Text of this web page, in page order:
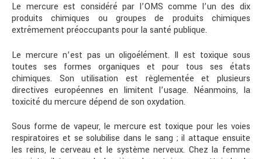
Le mercure est considéré par l’OMS comme l’un des dix
produits chimiques ou groupes de produits chimiques
extrêmement préoccupants pour la santé publique.
Le mercure n’est pas un oligoélément. Il est toxique sous
toutes ses formes organiques et pour tous ses états
chimiques. Son utilisation est règlementée et plusieurs
directives européennes en limitent l’usage. Néanmoins, la
toxicité du mercure dépend de son oxydation.
Sous forme de vapeur, le mercure est toxique pour les voies
respiratoires et se solubilise dans le sang ; il attaque ensuite
les reins, le cerveau et le système nerveux. Chez la femme